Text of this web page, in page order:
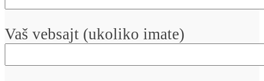
Vaš vebsajt (ukoliko imate)